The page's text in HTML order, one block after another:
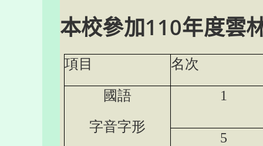
本校參加110年度雲
項目 名次
國語
字音字形
1
5